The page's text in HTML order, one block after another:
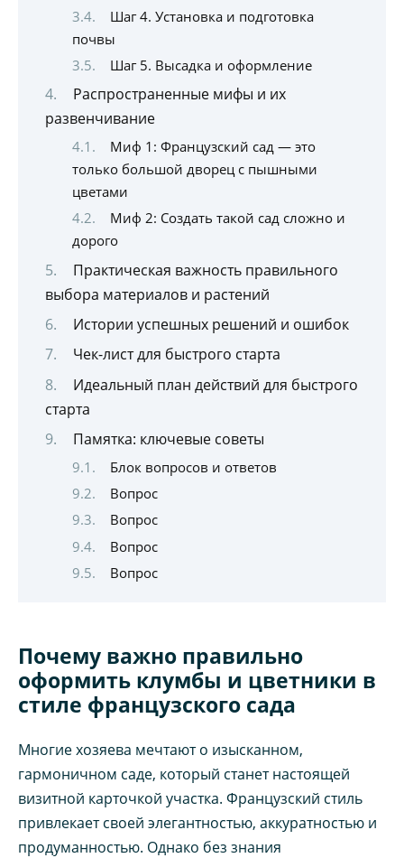
Шаг 4. Установка и подготовка
почвы
Шаг 5. Высадка и оформление
Распространенные мифы и их
развенчивание
Миф 1: Французский сад — это
только большой дворец с пышными
цветами
Миф 2: Создать такой сад сложно и
дорого
Практическая важность правильного
выбора материалов и растений
Истории успешных решений и ошибок
Чек-лист для быстрого старта
Идеальный план действий для быстрого
старта
Памятка: ключевые советы
Блок вопросов и ответов
Вопрос
Вопрос
Вопрос
Вопрос
Почему важно правильно
оформить клумбы и цветники в
стиле французского сада
Многие хозяева мечтают о изысканном,
гармоничном саде, который станет настоящей
визитной карточкой участка. Французский стиль
привлекает своей элегантностью, аккуратностью и
продуманностью. Однако без знания